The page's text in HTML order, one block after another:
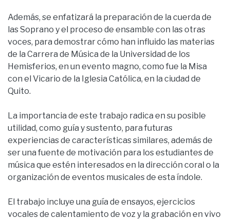
Además, se enfatizará la preparación de la cuerda de
las Soprano y el proceso de ensamble con las otras
voces, para demostrar cómo han influido las materias
de la Carrera de Música de la Universidad de los
Hemisferios, en un evento magno, como fue la Misa
con el Vicario de la Iglesia Católica, en la ciudad de
Quito.
La importancia de este trabajo radica en su posible
utilidad, como guía y sustento, para futuras
experiencias de características similares, además de
ser una fuente de motivación para los estudiantes de
música que estén interesados en la dirección coral o la
organización de eventos musicales de esta índole.
El trabajo incluye una guía de ensayos, ejercicios
vocales de calentamiento de voz y la grabación en vivo